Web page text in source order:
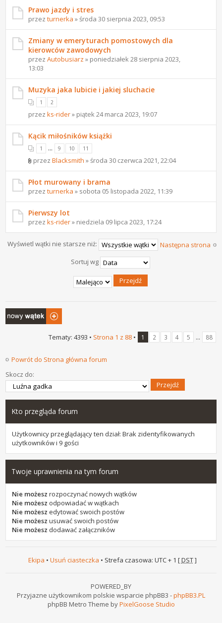
Prawo jazdy i stres
przezturnerka » środa 30 sierpnia 2023, 09:53
Zmiany w emeryturach pomostowych dla
kierowców zawodowych
przezAutobusiarz » poniedziałek 28 sierpnia 2023,
13:03
Muzyka jaka lubicie i jakiej sluchacie
1 2
przezks-rider» piątek 24 marca 2023, 19:07
Kącik miłośników książki
1 ... 9 10 11
przezBlacksmith » środa 30 czerwca 2021, 22:04
Płot murowany i brama
przezturnerka » sobota 05 listopada 2022, 11:39
Pierwszy lot
przezks-rider» niedziela 09 lipca 2023, 17:24
Następna strona
Wyświetl wątki nie starsze niż:
Sortuj wg
Napisz wątek
Tematy: 4393 • Strona 1 z 88• 1 2 3 4 5 ... 88
Powrót do Strona główna forum
Skocz do:
Kto przegląda forum
Użytkownicy przeglądający ten dział: Brak zidentyfikowanych
użytkowników i 9 gości
Twoje uprawnienia na tym forum
Nie możesz rozpoczynać nowych wątków
Nie możesz odpowiadać w wątkach
Nie możesz edytować swoich postów
Nie możesz usuwać swoich postów
Nie możesz dodawać załączników
Ekipa • Usuń ciasteczka • Strefa czasowa: UTC + 1 [DST]
POWERED_BY
Przyjazne użytkownikom polskie wsparcie phpBB3 -phpBB3.PL
phpBB Metro Theme byPixelGoose Studio